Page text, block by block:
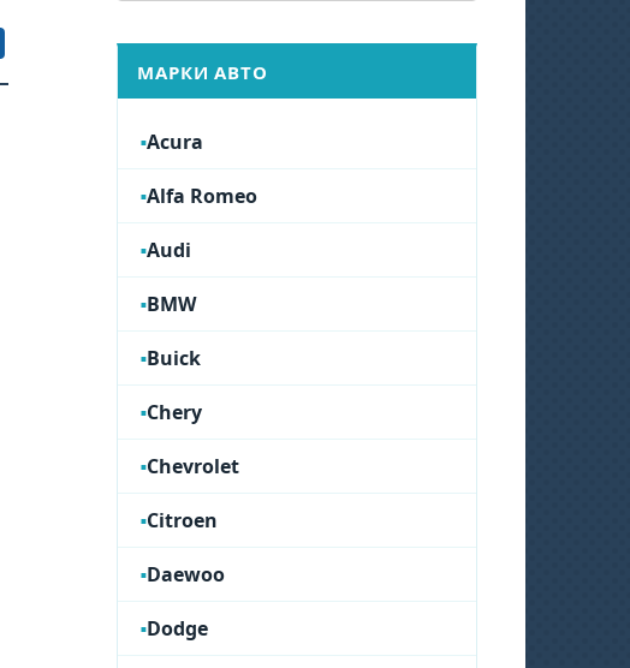
МАРКИ АВТО
Acura
Alfa Romeo
Audi
BMW
Buick
Chery
Chevrolet
Citroen
Daewoo
Dodge